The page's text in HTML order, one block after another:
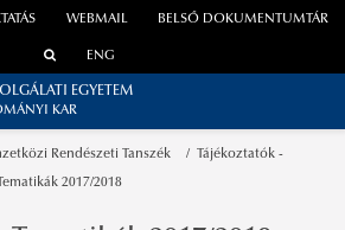
WEBMAIL BELSŐ DOKUMENTUMTÁR
ENG
EGYETEM
KAR
Rendészeti Tanszék Tájékoztatók -
2017/2018